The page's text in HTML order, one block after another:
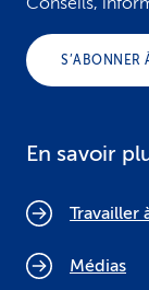
S’ABONNER
En savoir
Travailler
Médias